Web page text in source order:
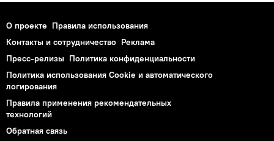
О проекте Правила использования
Контакты и сотрудничество Реклама
Пресс-релизы Политика конфиденциальности
Политика использования Cookie и автоматического
логирования
Правила применения рекомендательных
технологий
Обратная связь